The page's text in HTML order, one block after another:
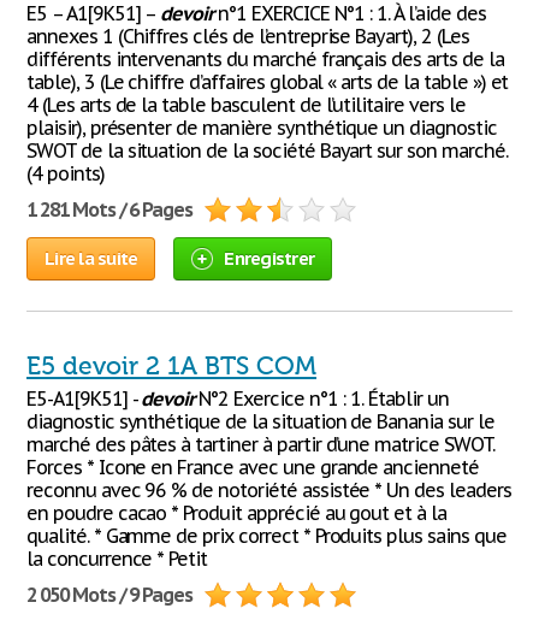
E5 – A1[9K51] – devoirn°1 EXERCICE N°1 : 1. À l’aide des
annexes 1 (Chiffres clés de l’entreprise Bayart), 2 (Les
différents intervenants du marché français des arts de la
table), 3 (Le chiffre d’affaires global « arts de la table ») et
4 (Les arts de la table basculent de l’utilitaire vers le
plaisir), présenter de manière synthétique un diagnostic
SWOT de la situation de la société Bayart sur son marché.
(4 points)
1 281 Mots / 6 Pages
Lire la suite Enregistrer
E5 devoir 2 1A BTS COM
E5-A1[9K51] -devoirN°2 Exercice n°1 : 1. Établir un
diagnostic synthétique de la situation de Banania sur le
marché des pâtes à tartiner à partir d’une matrice SWOT.
Forces * Icone en France avec une grande ancienneté
reconnu avec 96 % de notoriété assistée * Un des leaders
en poudre cacao * Produit apprécié au gout et à la
qualité. * Gamme de prix correct * Produits plus sains que
la concurrence * Petit
2 050 Mots / 9 Pages